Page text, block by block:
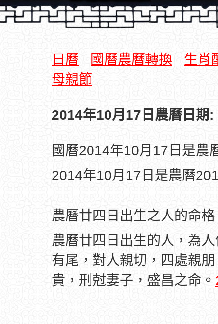
日曆 國曆農曆轉換
生肖
母親節
2014年10月17日農曆日期:
國曆2014年10月17日是農
2014年10月17日是農曆
農曆廿四日出生之人的命
農曆廿四日出生的人，為
有尾，對人親切，四處親
貴，刑尅妻子，盛昌之命。